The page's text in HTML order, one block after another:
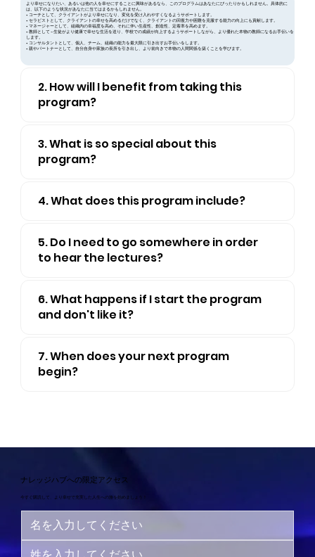
より幸せになりたい、あるいは他の人を幸せにすることに興味があるなら、このプログラムはあなたにぴったりかもしれません。具体的に
は、以下のような状況があなたに当てはまるかもしれません。
• コーチとして、クライアントがより幸せになり、変化を受け入れやすくなるようサポートします。
• セラピストとして、クライアントの幸せを高めるだけでなく、クライアントの回復力や困難を克服する能力の向上にも貢献します。
• マネージャーとして、組織内の幸福度を高め、それに伴い生産性、創造性、定着率を高めます。
• 教師として - 生徒がより健康で幸せな生活を送り、学校での成績が向上するようサポートしながら、より優れた本物の教師になるお手伝いを
します。
• コンサルタントとして、個人、チーム、組織の能力を最大限に引き出すお手伝いをします。
• 親やパートナーとして、自分自身や家族の長所を引き出し、より前向きで本物の人間関係を築くことを学びます。
2. How will I benefit from taking this
program?
3. What is so special about this
program?
4. What does this program include?
5. Do I need to go somewhere in order
to hear the lectures?
6. What happens if I start the program
and don't like it?
7. When does your next program
begin?
ナレッジハブへの限定アクセス
今すぐ購読して、より幸せで充実した人生への旅を始めましょう！